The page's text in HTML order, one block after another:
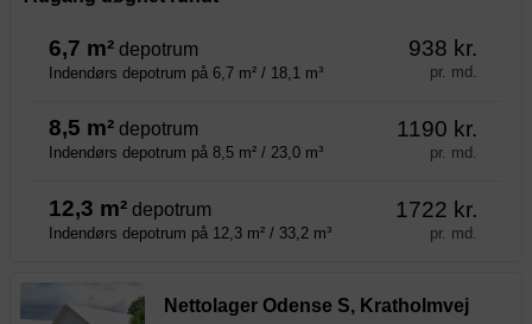
6,7 m² depotrum
Indendørs depotrum på 6,7 m² / 18,1 m³
938 kr.
pr. md.
8,5 m² depotrum
Indendørs depotrum på 8,5 m² / 23,0 m³
1190 kr.
pr. md.
12,3 m² depotrum
Indendørs depotrum på 12,3 m² / 33,2 m³
1722 kr.
pr. md.
Nettolager Odense S, Kratholmvej